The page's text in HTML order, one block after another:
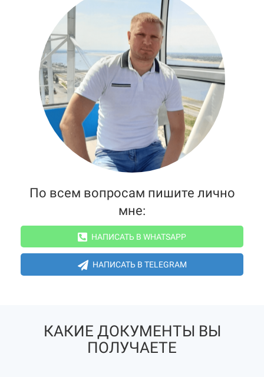
По всем вопросам пишите лично
мне:
НАПИСАТЬ В WHATSAPP
НАПИСАТЬ В TELEGRAM
КАКИЕ ДОКУМЕНТЫ ВЫ
ПОЛУЧАЕТЕ